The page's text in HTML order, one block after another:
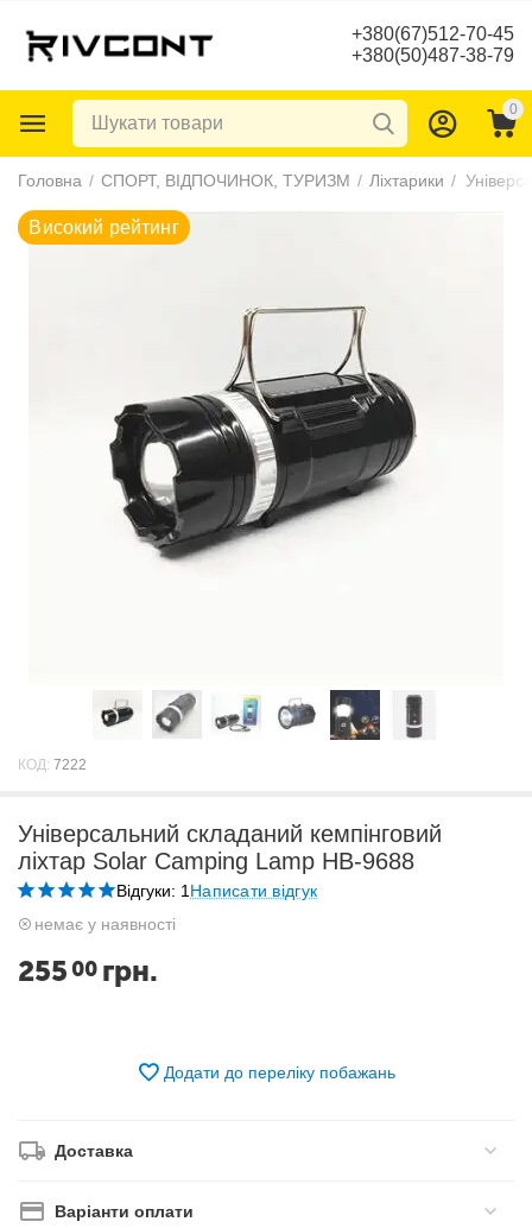
+380(67)512-70-45
+380(50)487-38-79
0
Головна / СПОРТ, ВІДПОЧИНОК, ТУРИЗМ / Ліхтарики /
КОД: 7222
Універсальний складаний кемпінговий
ліхтар Solar Camping Lamp HB-9688
Відгуки: 1 Написати відгук
немає у наявності
255 00 грн.
Додати до переліку побажань
Доставка
Варіанти оплати